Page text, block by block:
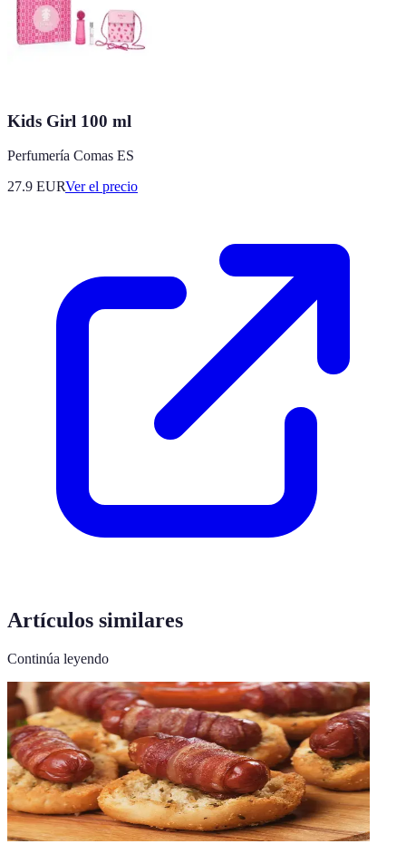
Kids Girl 100 ml
Perfumería Comas ES
27.9 EURVer el precio
Artículos similares
Continúa leyendo